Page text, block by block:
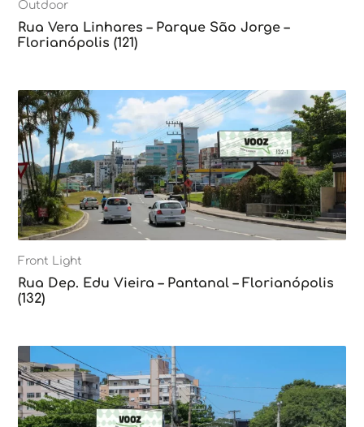
Outdoor
Rua Vera Linhares – Parque São Jorge –
Florianópolis (121)
Front Light
Rua Dep. Edu Vieira – Pantanal – Florianópolis
(132)